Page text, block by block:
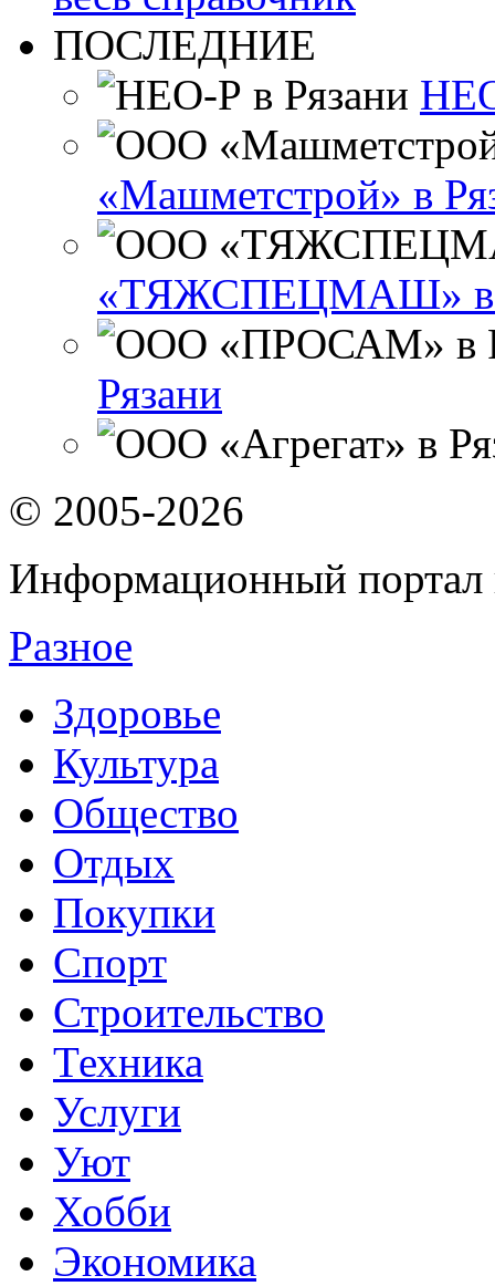
ПОСЛЕДНИЕ
«Машметстрой» в
«ТЯЖСПЕЦМАШ» в
Рязани
© 2005-2026
Информационный портал
Разное
Здоровье
Культура
Общество
Отдых
Покупки
Спорт
Строительство
Техника
Услуги
Уют
Хобби
Экономика